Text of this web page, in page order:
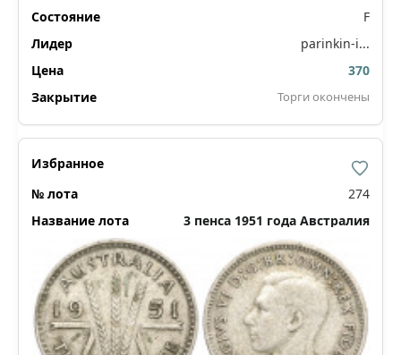
F
parinkin-i...
370
Торги окончены
274
3 пенса 1951 года Австралия